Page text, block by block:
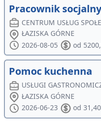
Pracownik
CENTRUM USŁUG
ŁAZISKA GÓRNE
2026-08-05
od
Pomoc kuchenna
USŁUGI
ŁAZISKA GÓRNE
2026-06-23
od